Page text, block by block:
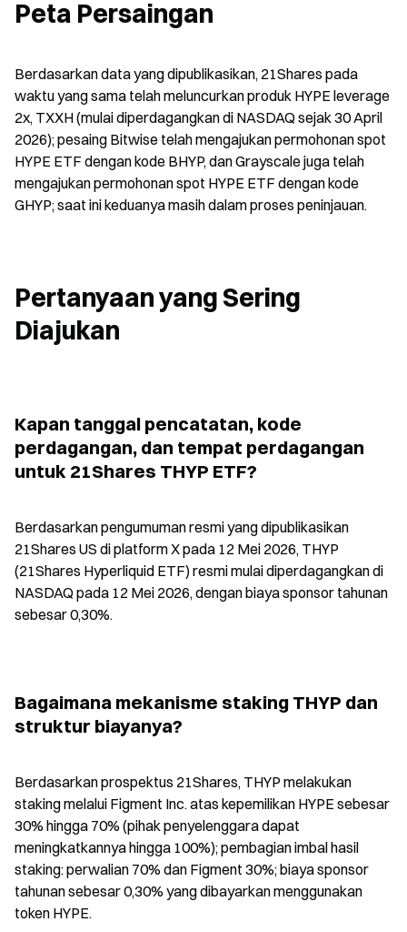
Peta Persaingan
Berdasarkan data yang dipublikasikan, 21Shares pada
waktu yang sama telah meluncurkan produk HYPE leverage
2x, TXXH (mulai diperdagangkan di NASDAQ sejak 30 April
2026); pesaing Bitwise telah mengajukan permohonan spot
HYPE ETF dengan kode BHYP, dan Grayscale juga telah
mengajukan permohonan spot HYPE ETF dengan kode
GHYP; saat ini keduanya masih dalam proses peninjauan.
Pertanyaan yang Sering
Diajukan
Kapan tanggal pencatatan, kode
perdagangan, dan tempat perdagangan
untuk 21Shares THYP ETF?
Berdasarkan pengumuman resmi yang dipublikasikan
21Shares US di platform X pada 12 Mei 2026, THYP
(21Shares Hyperliquid ETF) resmi mulai diperdagangkan di
NASDAQ pada 12 Mei 2026, dengan biaya sponsor tahunan
sebesar 0,30%.
Bagaimana mekanisme staking THYP dan
struktur biayanya?
Berdasarkan prospektus 21Shares, THYP melakukan
staking melalui Figment Inc. atas kepemilikan HYPE sebesar
30% hingga 70% (pihak penyelenggara dapat
meningkatkannya hingga 100%); pembagian imbal hasil
staking: perwalian 70% dan Figment 30%; biaya sponsor
tahunan sebesar 0,30% yang dibayarkan menggunakan
token HYPE.